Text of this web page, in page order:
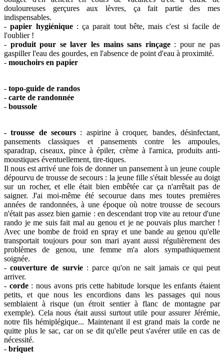
douloureuses gerçures aux lèvres, ça fait partie des mes
indispensables.
-papier hygiénique : ça parait tout bête, mais c'est si facile de
l'oublier !
- produit pour se laver les mains sans rinçage: pour ne pas
gaspiller l'eau des gourdes, en l'absence de point d'eau à proximité.
- mouchoirs en papier
- topo-guide de randos
- carte de randonnée
- boussole
- trousse de secours : aspirine à croquer, bandes, désinfectant,
pansements classiques et pansements contre les ampoules,
sparadrap, ciseaux, pince à épiler, crème à l'arnica, produits anti-
moustiques éventuellement, tire-tiques.
Il nous est arrivé une fois de donner un pansement à un jeune couple
dépourvu de trousse de secours : la jeune fille s'était blessée au doigt
sur un rocher, et elle était bien embêtée car ça n'arrêtait pas de
saigner. J'ai moi-même été secourue dans mes toutes premières
années de randonnées, à une époque où notre trousse de secours
n'était pas assez bien garnie : en descendant trop vite au retour d'une
rando je me suis fait mal au genou et je ne pouvais plus marcher !
Avec une bombe de froid en spray et une bande au genou qu'elle
transportait toujours pour son mari ayant aussi régulièrement des
problèmes de genou, une femme m'a alors sympathiquement
soignée.
-couverture de survie: parce qu'on ne sait jamais ce qui peut
arriver.
- corde : nous avons pris cette habitude lorsque les enfants étaient
petits, et que nous les encordions dans les passages qui nous
semblaient à risque (un étroit sentier à flanc de montagne par
exemple). Cela nous était aussi surtout utile pour assurer Jérémie,
notre fils hémiplégique... Maintenant il est grand mais la corde ne
quitte plus le sac, car on se dit qu'elle peut s'avérer utile en cas de
nécessité.
- briquet